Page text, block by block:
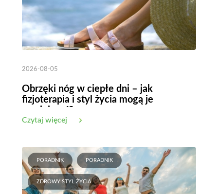
2026-08-05
Obrzęki nóg w ciepłe dni – jak
fizjoterapia i styl życia mogą je
Czytaj więcej
PORADNIK PORADNIK
ZDROWY STYL ŻYCIA